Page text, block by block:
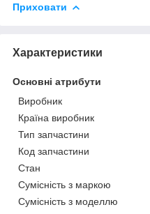
Приховати
Характеристики
Основні атрибути
Виробник
Країна виробник
Тип запчастини
Код запчастини
Стан
Сумісність з маркою
Сумісність з моделлю